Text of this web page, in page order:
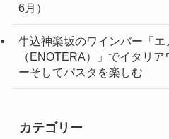
6月）
牛込神楽坂のワインバー「エ
（ENOTERA）」でイタリ
ーそしてパスタを楽しむ
カテゴリー